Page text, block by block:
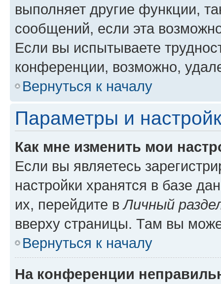
выполняет другие функции,
сообщений, если эта
Если вы испытываете
конференции, возможно,
Вернуться к началу
Параметры и
Как мне изменить мои
Если вы являетесь
настройки хранятся в базе
их, перейдите вЛичный
вверху страницы. Там вы
Вернуться к началу
На конференции